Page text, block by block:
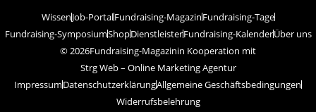
WissenJob-PortalFundraising-MagazinFundraising-Tage
Fundraising-SymposiumShopDienstleisterFundraising-KalenderÜber uns
© 2026Fundraising-Magazinin Kooperation mit
Strg Web – Online Marketing Agentur
ImpressumDatenschutzerklärungAllgemeine Geschäftsbedingungen
Widerrufsbelehrung